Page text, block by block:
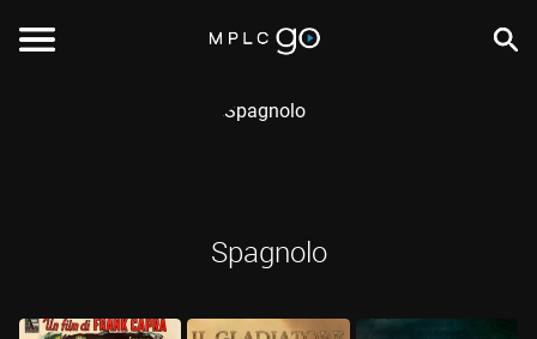
Spagnolo